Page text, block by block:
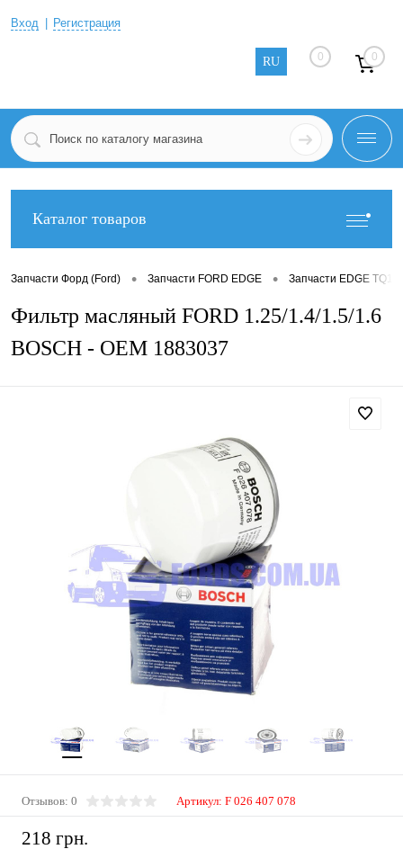
Вход Регистрация
RU 0 0
Каталог товаров
Запчасти Форд (Ford) • Запчасти FORD EDGE • Запчасти EDGE TQ1
Фильтр масляный FORD 1.25/1.4/1.5/1.6
BOSCH - OEM 1883037
Отзывов: 0 Артикул: F 026 407 078
218 грн.